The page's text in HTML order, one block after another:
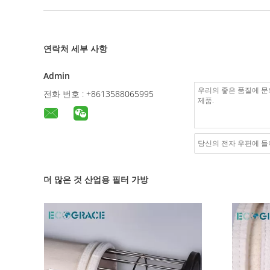
연락처 세부 사항
Admin
전화 번호 : +8613588065995
더 많은 것 산업용 필터 가방